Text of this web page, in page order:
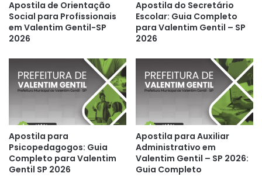
Apostila de Orientação
Social para Profissionais
em Valentim Gentil-SP
2026
Apostila do Secretário
Escolar: Guia Completo
para Valentim Gentil – SP
2026
Apostila para
Psicopedagogos: Guia
Completo para Valentim
Gentil SP 2026
Apostila para Auxiliar
Administrativo em
Valentim Gentil – SP 2026:
Guia Completo